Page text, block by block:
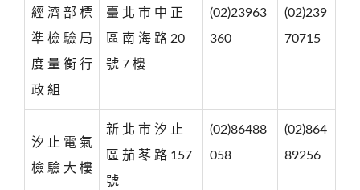
經 濟 部 標
準 檢 驗 局
度 量 衡 行
政 組
臺 北 市 中 正
區 南 海 路 20
號 7 樓
(02)23963
360
(02)239
70715
汐 止 電 氣
檢 驗 大 樓
新 北 市 汐 止
區 茄 苳 路 157
號
(02)86488
058
(02)864
89256